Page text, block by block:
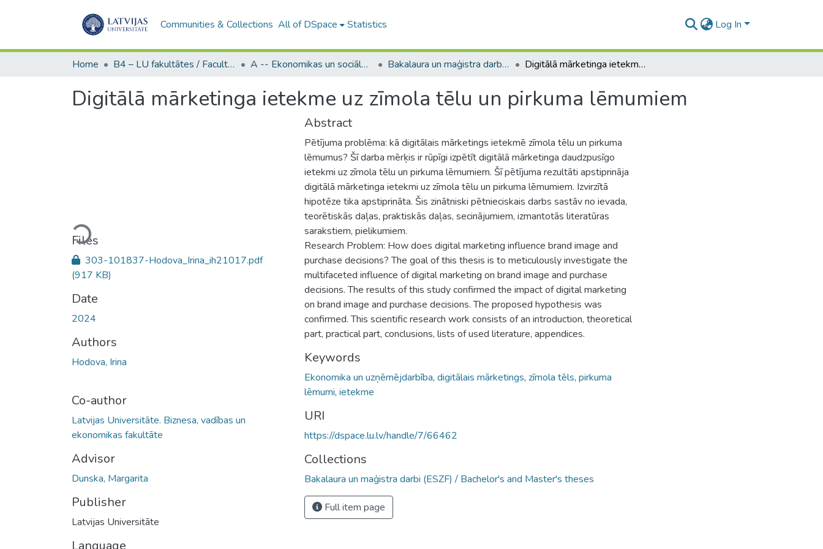
Communities & Collections All of DSpace Statistics Log In
Home B4 – LU fakultātes / Faculties of the UL A -- Ekonomikas un sociālo zinātņu fakultāte / Faculty of Economics and Social Sciences Bakalaura un maģistra darbi (ESZF) / Bachelor's and Master's theses Digitālā mārketinga ietekme uz zīmola tēlu un pirkuma lēmumiem
Digitālā mārketinga ietekme uz zīmola tēlu un pirkuma lēmumiem
Loading...
Files
303-101837-Hodova_Irina_ih21017.pdf
(917 KB)
Date
2024
Authors
Hodova, Irina
Co-author
Latvijas Universitāte. Biznesa, vadības un
ekonomikas fakultāte
Advisor
Dunska, Margarita
Publisher
Latvijas Universitāte
Language
Abstract
Pētījuma problēma: kā digitālais mārketings ietekmē zīmola tēlu un pirkuma
lēmumus? Šī darba mērķis ir rūpīgi izpētīt digitālā mārketinga daudzpusīgo
ietekmi uz zīmola tēlu un pirkuma lēmumiem. Šī pētījuma rezultāti apstiprināja
digitālā mārketinga ietekmi uz zīmola tēlu un pirkuma lēmumiem. Izvirzītā
hipotēze tika apstiprināta. Šis zinātniski pētnieciskais darbs sastāv no ievada,
teorētiskās daļas, praktiskās daļas, secinājumiem, izmantotās literatūras
sarakstiem, pielikumiem.
Research Problem: How does digital marketing influence brand image and
purchase decisions? The goal of this thesis is to meticulously investigate the
multifaceted influence of digital marketing on brand image and purchase
decisions. The results of this study confirmed the impact of digital marketing
on brand image and purchase decisions. The proposed hypothesis was
confirmed. This scientific research work consists of an introduction, theoretical
part, practical part, conclusions, lists of used literature, appendices.
Keywords
Ekonomika un uzņēmējdarbība, digitālais mārketings, zīmola tēls, pirkuma
lēmumi, ietekme
URI
https://dspace.lu.lv/handle/7/66462
Collections
Bakalaura un maģistra darbi (ESZF) / Bachelor's and Master's theses
Full item page